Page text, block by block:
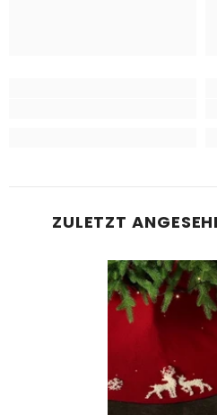
ZULETZT